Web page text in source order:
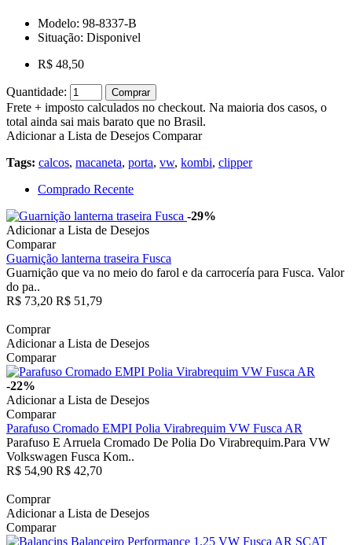
Modelo: 98-8337-B
Situação: Disponivel
R$ 48,50
Quantidade: Comprar
Frete + imposto calculados no checkout. Na maioria dos casos, o
total ainda sai mais barato que no Brasil.
Adicionar a Lista de Desejos Comparar
Tags: calcos, macaneta, porta, vw, kombi, clipper
Comprado Recente
-29%
Adicionar a Lista de Desejos
Comparar
Guarnição lanterna traseira Fusca
Guarnição que va no meio do farol e da carrocería para Fusca. Valor
do pa..
R$ 73,20 R$ 51,79
Comprar
Adicionar a Lista de Desejos
Comparar
-22%
Adicionar a Lista de Desejos
Comparar
Parafuso Cromado EMPI Polia Virabrequim VW Fusca AR
Parafuso E Arruela Cromado De Polia Do Virabrequim.Para VW
Volkswagen Fusca Kom..
R$ 54,90 R$ 42,70
Comprar
Adicionar a Lista de Desejos
Comparar